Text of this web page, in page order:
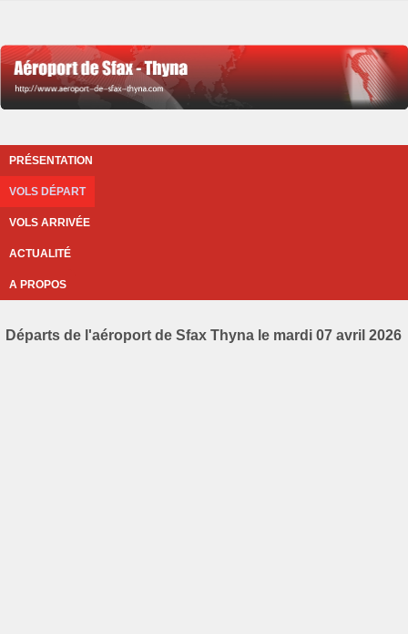
PRÉSENTATION
VOLS DÉPART
VOLS ARRIVÉE
ACTUALITÉ
A PROPOS
Départs de l'aéroport de Sfax Thyna le mardi 07 avril 2026